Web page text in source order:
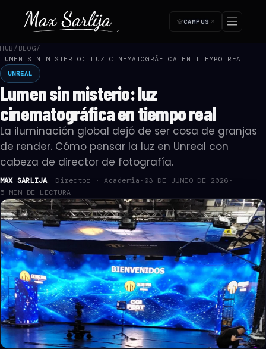
CAMPUS
HUB / BLOG/
LUMEN SIN MISTERIO: LUZ CINEMATOGRÁFICA EN TIEMPO REAL
UNREAL
Lumen sin misterio: luz
cinematográfica en tiempo real
La iluminación global dejó de ser cosa de granjas
de render. Cómo pensar la luz en Unreal con
cabeza de director de fotografía.
MAX SARLIJA Director · Academia · 03 DE JUNIO DE 2026 ·
5 MIN DE LECTURA
SUSCRIPCIÓN · — Paso 1 de 4
Empezá tu acceso
1 2 3
🔒 Pago seguro Cancelás cuando quieras
¿Cómo te llamás?
Lo usamos para tu certificado y en la plataforma.
NOMBRE *
APELLIDO *